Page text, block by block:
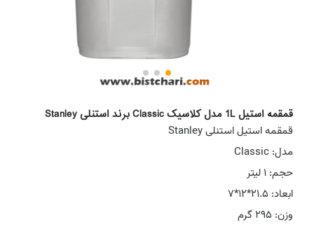
قمقمه استیل 1L مدل کلاسیک Classic برند استنلی Stanley
قمقمه استیل استنلی Stanley
مدل: Classic
حجم: 1 لیتر
ابعاد: 21.5*12*7
وزن: 295 گرم